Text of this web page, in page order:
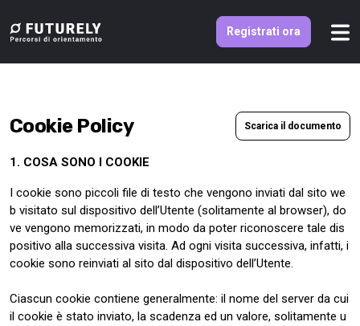
Registrati ora
Cookie Policy Scarica il documento
1. COSA SONO I COOKIE
I cookie sono piccoli file di testo che vengono inviati dal sito we
b visitato sul dispositivo dell’Utente (solitamente al browser), do
ve vengono memorizzati, in modo da poter riconoscere tale dis
positivo alla successiva visita. Ad ogni visita successiva, infatti, i
cookie sono reinviati al sito dal dispositivo dell’Utente.
Ciascun cookie contiene generalmente: il nome del server da cui
il cookie è stato inviato, la scadenza ed un valore, solitamente u